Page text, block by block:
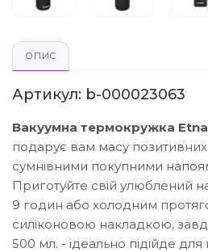
ОПИС
Артикул: b-000023063
Вакуумна термокружка
подарує вам масу позитивних
сумнівними покупними
Приготуйте свій улюблений
9 годин або холодним
силіконовою накладкою,
500 мл. - ідеально підійде